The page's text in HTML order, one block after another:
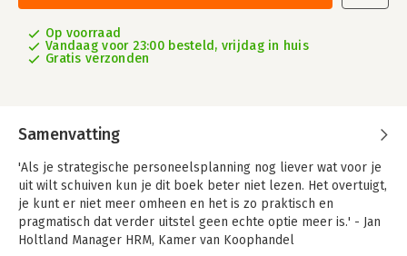
Op voorraad
Vandaag voor 23:00 besteld, vrijdag in huis
Gratis verzonden
Samenvatting
'Als je strategische personeelsplanning nog liever wat voor je
uit wilt schuiven kun je dit boek beter niet lezen. Het overtuigt,
je kunt er niet meer omheen en het is zo praktisch en
pragmatisch dat verder uitstel geen echte optie meer is.' - Jan
Holtland Manager HRM, Kamer van Koophandel